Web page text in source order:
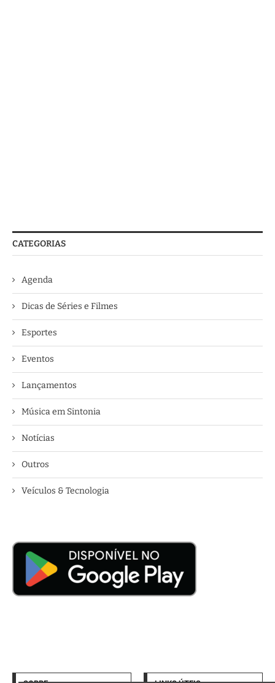
CATEGORIAS
Agenda
Dicas de Séries e Filmes
Esportes
Eventos
Lançamentos
Música em Sintonia
Notícias
Outros
Veículos & Tecnologia